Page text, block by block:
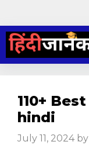
Skip
content
110+
hindi
July 11, 2024 by